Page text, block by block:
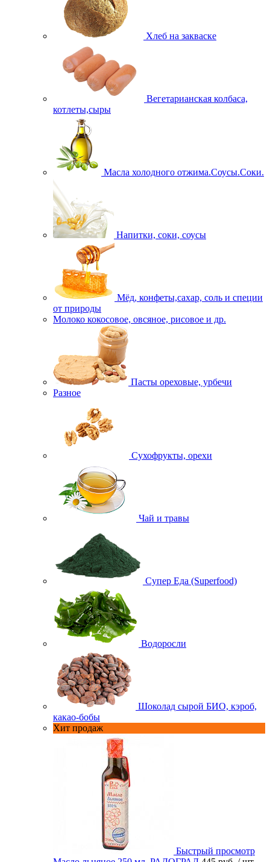
Хлеб на закваске
Вегетарианская колбаса,
котлеты,сыры
Масла холодного отжима.Соусы.Соки.
Напитки, соки, соусы
Мёд, конфеты,сахар, соль и специи
от природы
Молоко кокосовое, овсяное, рисовое и др.
Пасты ореховые, урбечи
Разное
Сухофрукты, орехи
Чай и травы
Супер Еда (Superfood)
Водоросли
Шоколад сырой БИО, кэроб,
какао-бобы
Хит продаж
Быстрый просмотр